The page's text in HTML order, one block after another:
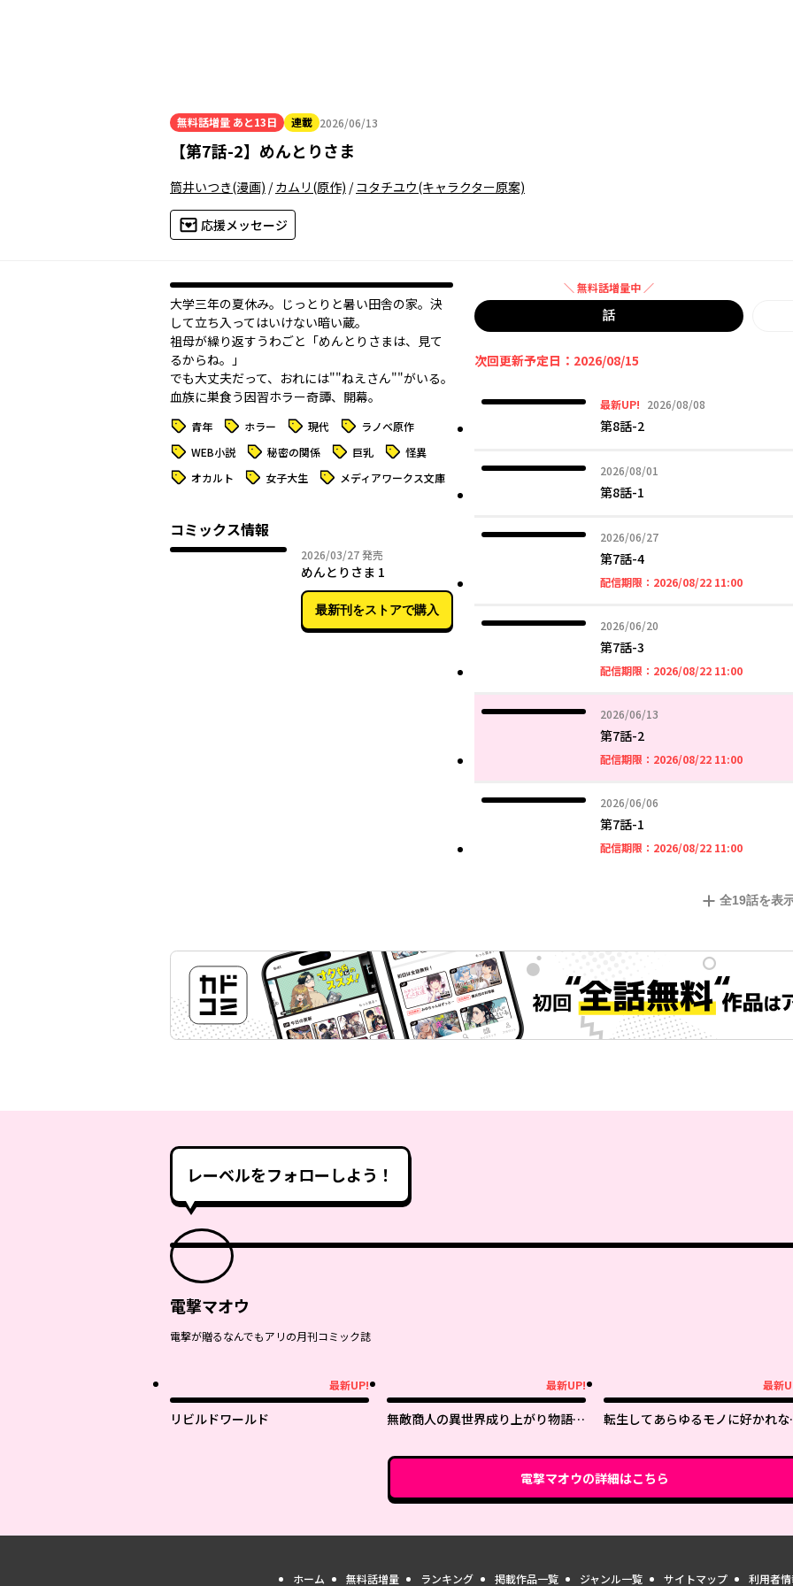
無料話増量 あと13日 連載 2026/06/13
2026年06月13日
【第7話-2】 めんとりさま
筒井いつき(漫画) /カムリ (原作) /コタチユウ(キャラクター原案)
応援メッセージ
大学三年の夏休み。じっとりと暑い田舎の家。決
して立ち入ってはいけない暗い蔵。
祖母が繰り返すうわごと「めんとりさまは、見て
るからね。」
でも大丈夫――だって、おれには""ねえさん""がいる。
血族に巣食う因習ホラー奇譚、開幕。
タグ 青年 タグ ホラー タグ 現代 タグ ラノベ原作
タグ WEB小説 タグ 秘密の関係 タグ 巨乳 タグ 怪異
タグ オカルト タグ 女子大生 タグ メディアワークス文庫
コミックス情報
2026/03/272026年03月27日
発売
めんとりさま 1
最新刊をストアで購入
＼ 無料話増量中 ／
無料話増量中
話
次回更新予定日：2026/08/15
最新UP! 2026/08/08
2026年08月08日
第8話-2
2026/08/01
2026年08月01日
第8話-1
2026/06/27
2026年06月27日
第7話-4
配信期限： 2026/08/22 11:002026年08
2026/06/20
2026年06月20日
第7話-3
配信期限： 2026/08/22 11:002026年08
2026/06/13
2026年06月13日
第7話-2
配信期限： 2026/08/22 11:002026年08
2026/06/06
2026年06月06日
第7話-1
配信期限： 2026/08/22 11:002026年08
全19話を表
レーベルをフォローしよう！
電撃マオウ
電撃が贈るなんでもアリの月刊コミック誌
最新UP!
リビルドワールド
最新UP!
無敵商人の異世界成り上がり物語
キルがあるので異世界では楽勝です
最新
転生してあらゆるモノに好かれな
く
電撃マオウの詳細はこちら
ホーム 無料話増量 ランキング 掲載作品一覧 ジャンル一覧 サイトマップ 利用者